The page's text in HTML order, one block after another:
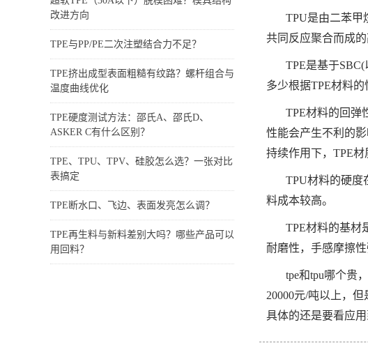
改进方向
TPE与PP/PE二次注塑结合力不足？
TPE挤出成型表面粗糙有纹路？螺杆组合与
温度曲线优化
TPE硬度测试方法：邵氏A、邵氏D、
ASKER C有什么区别？
TPE、TPU、TPV、硅胶怎么选？一张对比
表搞定
TPE断水口、飞边、表面发亮怎么调？
TPE再生料与新料差别大吗？哪些产品可以
用回料？
TPU是由二苯甲
共同反应聚合而成的
TPE是基于
多少根据TPE材料的
TPE材料的回弹
性能会产生不利的
持续作用下，TPE材
TPU材料的硬度
料成本较高。
TPE材料的基材
耐磨性，手感摩擦
tpe和tpu哪个贵
20000元/吨以上，
具体的还是要看应